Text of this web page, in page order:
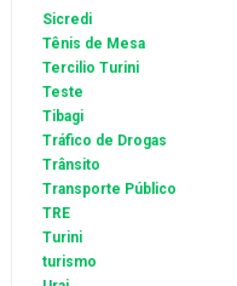
Sicredi
Tênis de Mesa
Tercilio Turini
Teste
Tibagi
Tráfico de Drogas
Trânsito
Transporte Público
TRE
Turini
turismo